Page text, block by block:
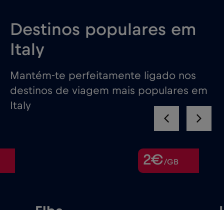
Destinos populares em
Italy
Mantém-te perfeitamente ligado nos
destinos de viagem mais populares em
Italy
2€/GB